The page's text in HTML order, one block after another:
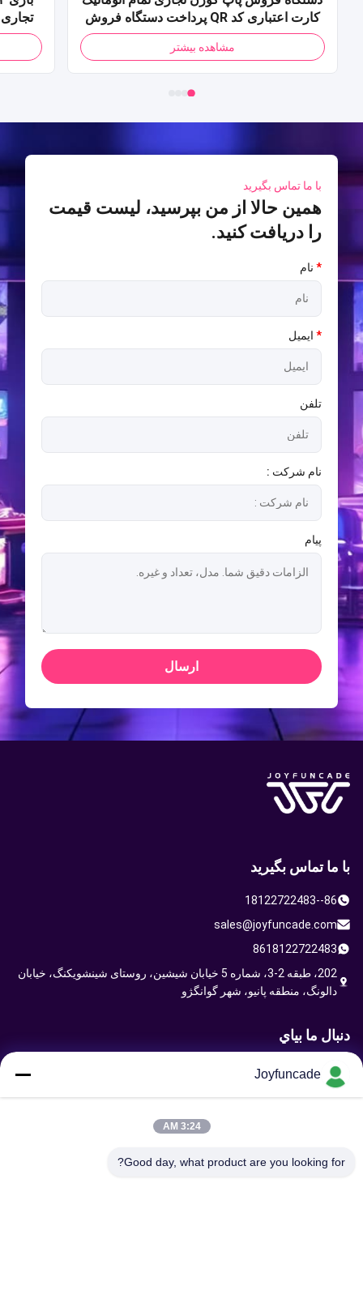
کارت اعتباری کد QR پرداخت دستگاه فروش
پاپ کورن برای مرکز خرید
مشاهده بیشتر
با ما تماس بگیرید
همین حالا از من بپرسید، لیست قیمت
را دریافت کنید.
* نام
* ایمیل
تلفن
نام شرکت :
پیام
ارسال
با ما تماس بگیرید
86--18122722483
sales@joyfuncade.com
8618122722483
202، طبقه 2-3، شماره 5 خیابان شیشین، روستای شینشویکنگ، خیابان
دالونگ، منطقه پانیو، شهر گوانگژو
دنبال ما بياي
Joyfuncade
3:24 AM
Good day, what product are you looking for?